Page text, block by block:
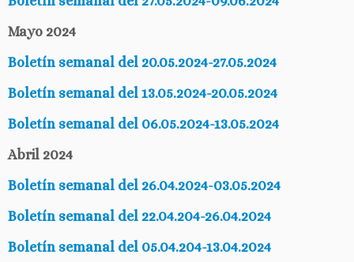
Mayo 2024
Boletín semanal del 20.05.2024-27.05.2024
Boletín semanal del 13.05.2024-20.05.2024
Boletín semanal del 06.05.2024-13.05.2024
Abril 2024
Boletín semanal del 26.04.2024-03.05.2024
Boletín semanal del 22.04.204-26.04.2024
Boletín semanal del 05.04.204-13.04.2024